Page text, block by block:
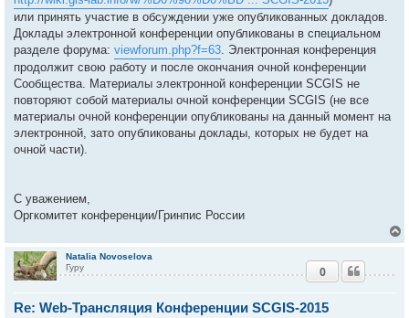
или принять участие в обсуждении уже опубликованных докладов.
Доклады электронной конференции опубликованы в специальном
разделе форума: viewforum.php?f=63. Электронная конференция
продолжит свою работу и после окончания очной конференции
Сообщества. Материалы электронной конференции SCGIS не
повторяют собой материалы очной конференции SCGIS (не все
материалы очной конференции опубликованы на данный момент на
электронной, зато опубликованы доклады, которых не будет на
очной части).
С уважением,
Оргкомитет конференции/Гринпис России
е
Natalia Novoselova
Гуру
Re: Web-Трансляция Конференции SCGIS-2015
0